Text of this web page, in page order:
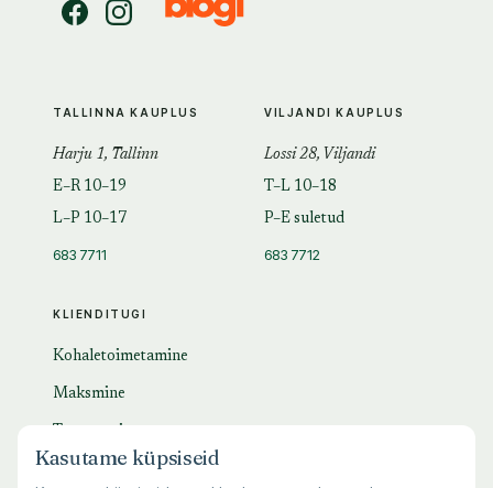
KLIENDITUGI
Kohaletoimetamine
Maksmine
KKK
TALLINNA KAUPLUS
Harju 1, Tallinn
E–R 10–19
L–P 10–17
683 7711
VILJANDI KAUPLUS
Lossi 28, Viljandi
T–L 10–18
P–E suletud
683 7712
Kasutame küpsiseid